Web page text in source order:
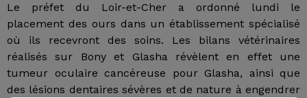
Le préfet du Loir-et-Cher a ordonné lundi le
placement des ours dans un établissement spécialisé
où ils recevront des soins. Les bilans vétérinaires
réalisés sur Bony et Glasha révèlent en effet une
tumeur oculaire cancéreuse pour Glasha, ainsi que
des lésions dentaires sévères et de nature à engendrer